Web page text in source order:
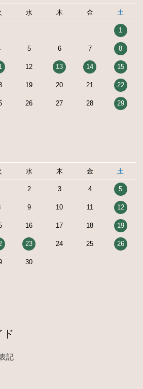
水 木 金 土
1
5 6 7 8
12 13 14 15
19 20 21 22
26 27 28 29
水 木 金 土
2 3 4 5
9 10 11 12
16 17 18 19
23 24 25 26
30
ド
記